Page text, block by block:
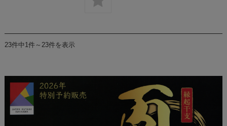
23件中1件～23件を表示